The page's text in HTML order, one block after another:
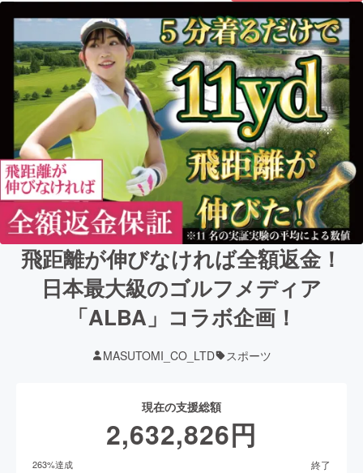
飛距離が伸びなければ全額返金！
日本最大級のゴルフメディア
「ALBA」コラボ企画！
MASUTOMI_CO_LTD スポーツ
現在の支援総額
2,632,826円
263%達成 終了